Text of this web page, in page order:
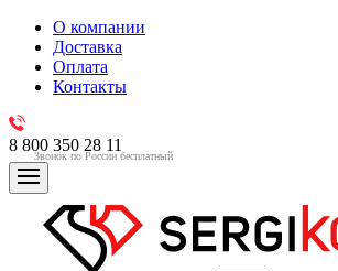
О компании
Доставка
Оплата
Контакты
8 800 350 28 11
Звонок по России бесплатный